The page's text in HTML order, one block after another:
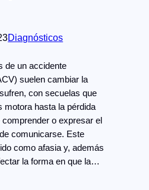
Diagnósticos
de un accidente
suelen cambiar la
con secuelas que
motora hasta la pérdida
o expresar el
comunicarse. Este
como afasia y, además
la forma en que la…